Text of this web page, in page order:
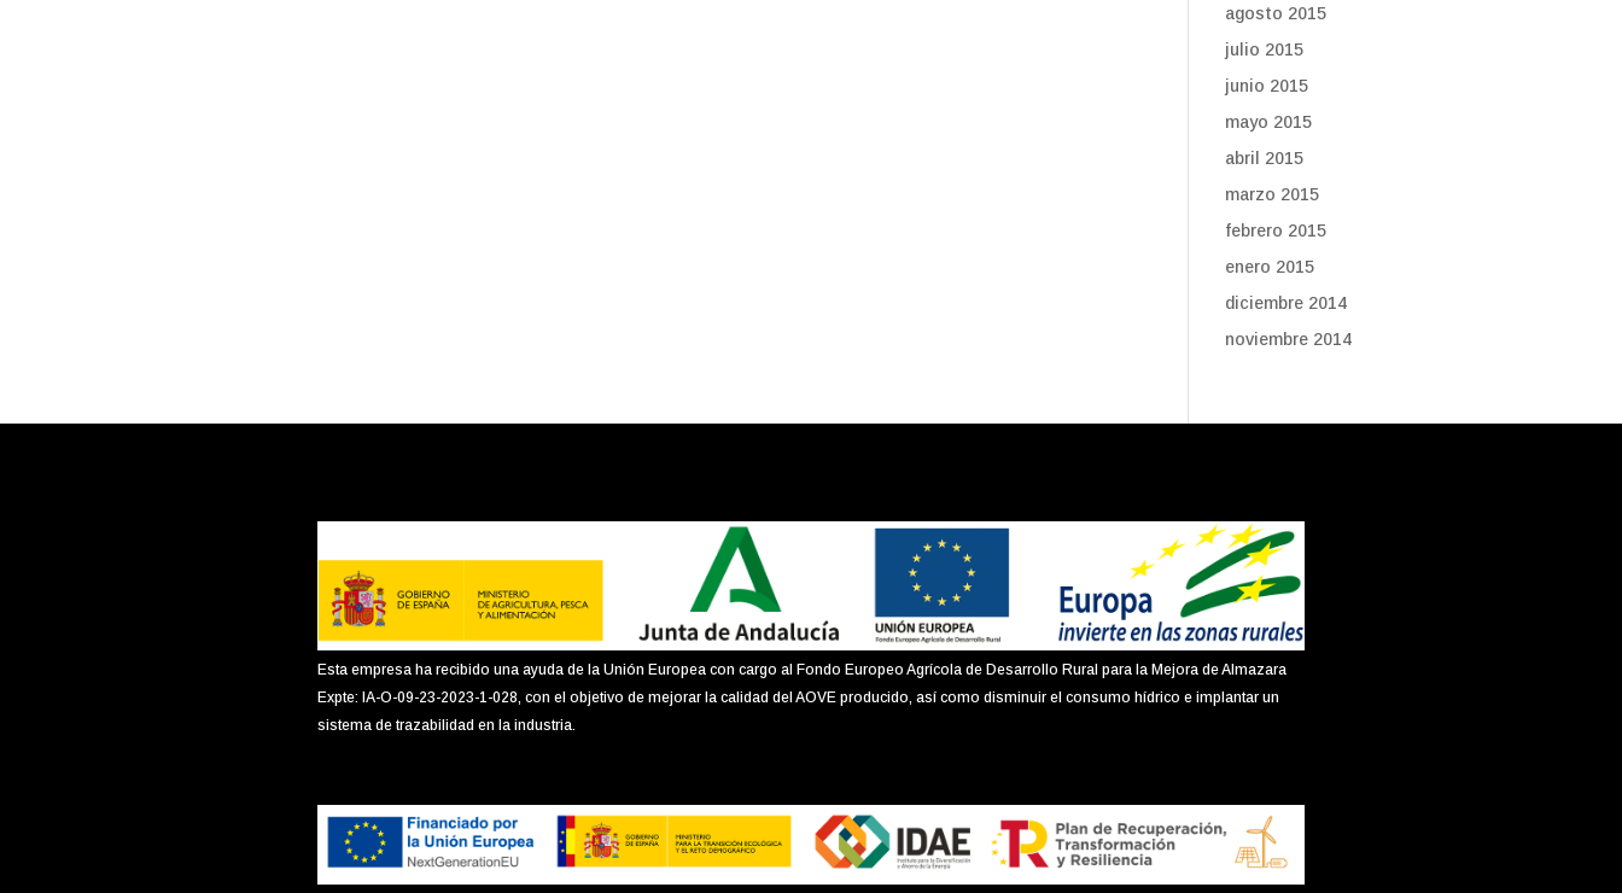
agosto 2015
julio 2015
junio 2015
mayo 2015
abril 2015
marzo 2015
febrero 2015
enero 2015
diciembre 2014
noviembre 2014
Esta empresa ha recibido una ayuda de la Unión Europea con cargo al Fondo Europeo Agrícola de Desarrollo Rural para la Mejora de Almazara
Expte: IA-O-09-23-2023-1-028, con el objetivo de mejorar la calidad del AOVE producido, así como disminuir el consumo hídrico e implantar un
sistema de trazabilidad en la industria.